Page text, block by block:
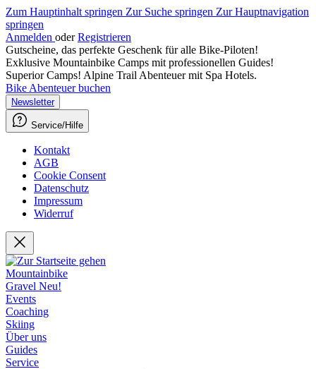
Zum Hauptinhalt springen Zur Suche springen Zur Hauptnavigation
springen
Anmelden oder Registrieren
Gutscheine, das perfekte Geschenk für alle Bike-Piloten!
Exklusive Mountainbike Camps mit professionellen Guides!
Superior Camps! Alpine Trail Abenteuer mit Spa Hotels.
Bike Abenteuer buchen
Newsletter
Service/Hilfe
Kontakt
AGB
Cookie Consent
Datenschutz
Impressum
Widerruf
Mountainbike
Gravel Neu!
Events
Coaching
Skiing
Über uns
Guides
Service